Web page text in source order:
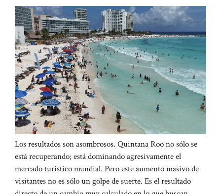
Los resultados son asombrosos. Quintana Roo no sólo se
está recuperando; está dominando agresivamente el
mercado turístico mundial. Pero este aumento masivo de
visitantes no es sólo un golpe de suerte. Es el resultado